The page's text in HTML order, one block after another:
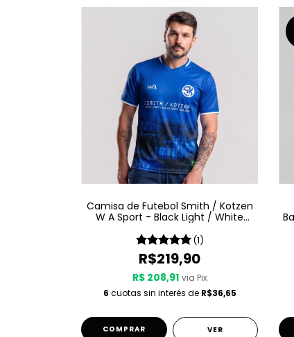
Camisa de Futebol Smith / Kotzen
W A Sport - Black Light / White
(1)
R$219,90
R$ 208,91 via Pix
6 cuotas sin interés de R$36,65
COMPRAR VER